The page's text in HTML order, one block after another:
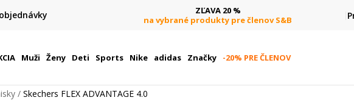
-60 %
do 9. 8.
ZĽAVA 20 %
na vybrané produkty pre členov S&B
Muži Ženy Deti Sports Nike adidas Značky -20% PRE ČLENOV
Skechers FLEX ADVANTAGE 4.0